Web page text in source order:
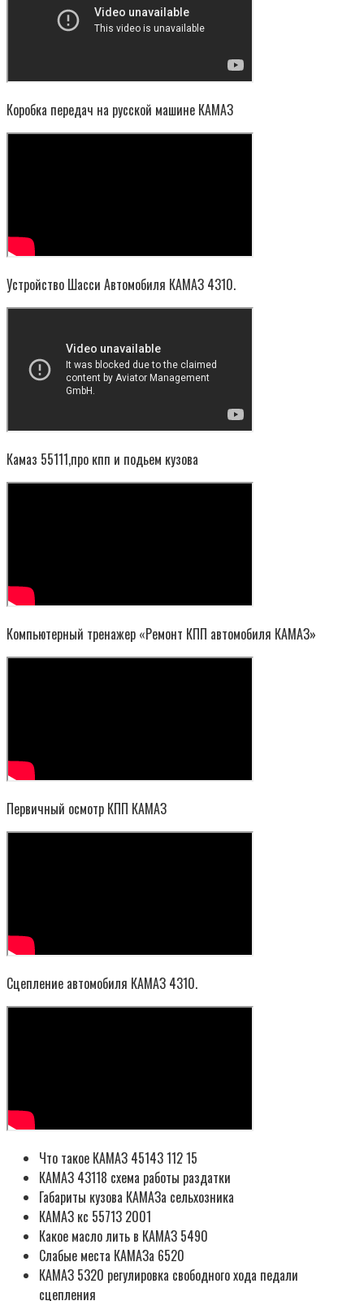
Коробка передач на русской машине КАМАЗ
Устройство Шасси Автомобиля КАМАЗ 4310.
Камаз 55111,про кпп и подьем кузова
Компьютерный тренажер «Ремонт КПП автомобиля КАМАЗ»
Первичный осмотр КПП КАМАЗ
Сцепление автомобиля КАМАЗ 4310.
Что такое КАМАЗ 45143 112 15
КАМАЗ 43118 схема работы раздатки
Габариты кузова КАМАЗа сельхозника
КАМАЗ кс 55713 2001
Какое масло лить в КАМАЗ 5490
Слабые места КАМАЗа 6520
КАМАЗ 5320 регулировка свободного хода педали
сцепления